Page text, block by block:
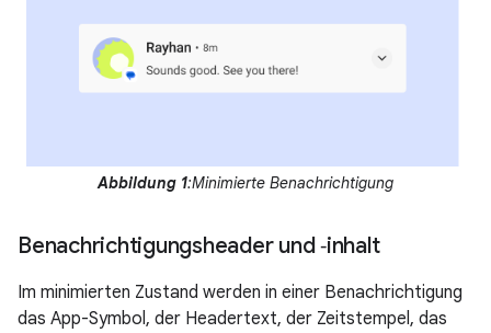
Abbildung 1:Minimierte Benachrichtigung
Benachrichtigungsheader und ‑inhalt
Im minimierten Zustand werden in einer Benachrichtigung
das App-Symbol, der Headertext, der Zeitstempel, das